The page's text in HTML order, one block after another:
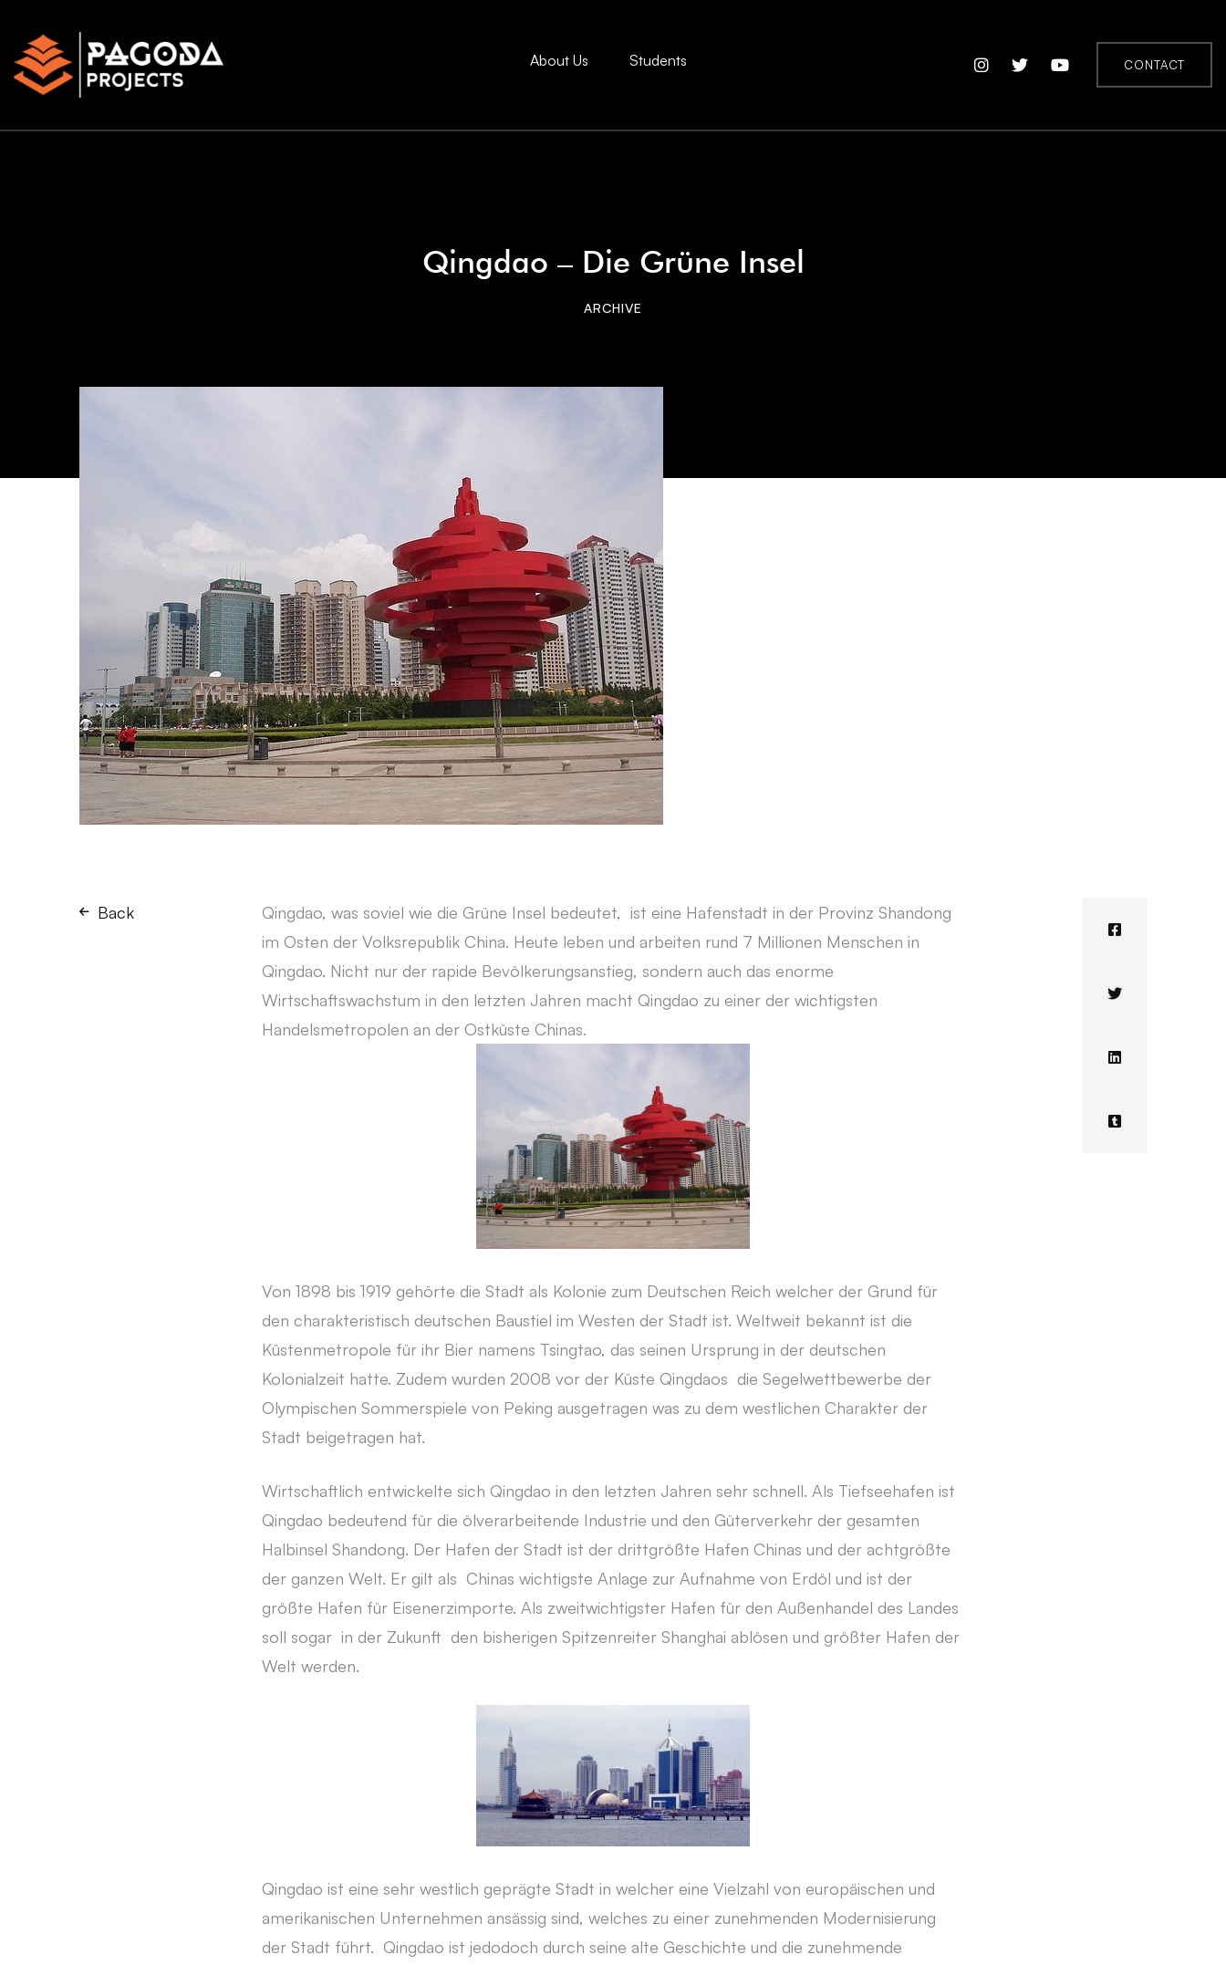
About Us Students CONTACT
Qingdao – Die Grüne Insel
ARCHIVE
Back
Qingdao, was soviel wie die Grüne Insel bedeutet, ist eine Hafenstadt in der Provinz Shandong
im Osten der Volksrepublik China. Heute leben und arbeiten rund 7 Millionen Menschen in
Qingdao. Nicht nur der rapide Bevölkerungsanstieg, sondern auch das enorme
Wirtschaftswachstum in den letzten Jahren macht Qingdao zu einer der wichtigsten
Handelsmetropolen an der Ostküste Chinas.
Von 1898 bis 1919 gehörte die Stadt als Kolonie zum Deutschen Reich welcher der Grund für
den charakteristisch deutschen Baustiel im Westen der Stadt ist. Weltweit bekannt ist die
Küstenmetropole für ihr Bier namens Tsingtao, das seinen Ursprung in der deutschen
Kolonialzeit hatte. Zudem wurden 2008 vor der Küste Qingdaos die Segelwettbewerbe der
Olympischen Sommerspiele von Peking ausgetragen was zu dem westlichen Charakter der
Stadt beigetragen hat.
Wirtschaftlich entwickelte sich Qingdao in den letzten Jahren sehr schnell. Als Tiefseehafen ist
Qingdao bedeutend für die ölverarbeitende Industrie und den Güterverkehr der gesamten
Halbinsel Shandong. Der Hafen der Stadt ist der drittgrößte Hafen Chinas und der achtgrößte
der ganzen Welt. Er gilt als Chinas wichtigste Anlage zur Aufnahme von Erdöl und ist der
größte Hafen für Eisenerzimporte. Als zweitwichtigster Hafen für den Außenhandel des Landes
soll sogar in der Zukunft den bisherigen Spitzenreiter Shanghai ablösen und größter Hafen der
Welt werden.
Qingdao ist eine sehr westlich geprägte Stadt in welcher eine Vielzahl von europäischen und
amerikanischen Unternehmen ansässig sind, welches zu einer zunehmenden Modernisierung
der Stadt führt. Qingdao ist jedodoch durch seine alte Geschichte und die zunehmende